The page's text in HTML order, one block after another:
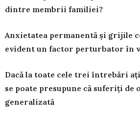
dintre membrii familiei?
Anxietatea permanentă și grijile
evident un factor perturbator în
Dacă la toate cele trei întrebări
se poate presupune că suferiți de
generali­zată